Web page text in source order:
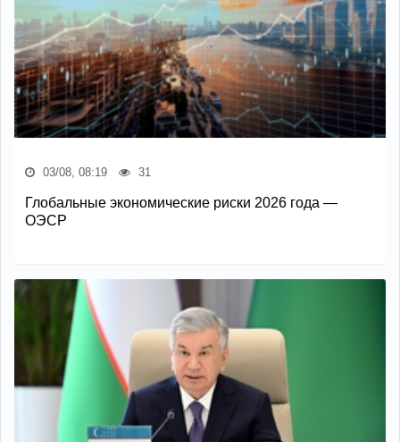
03/08, 08:19 31
Глобальные экономические риски 2026 года —
ОЭСР